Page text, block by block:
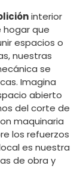
interior
hogar que
espacios o
nuestras
se
Imagina
abierto
del corte de
maquinaria
los refuerzos
es nuestra
de obra y